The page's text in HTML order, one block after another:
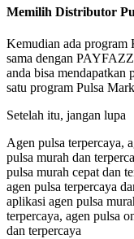
Memilih Distributor
Kemudian ada
sama dengan
anda bisa mendapatkan
satu program Pulsa
Setelah itu, jangan lupa
Agen pulsa terpercaya,
pulsa murah dan
pulsa murah cepat dan
agen pulsa terpercaya
aplikasi agen pulsa
terpercaya, agen pulsa
dan terpercaya